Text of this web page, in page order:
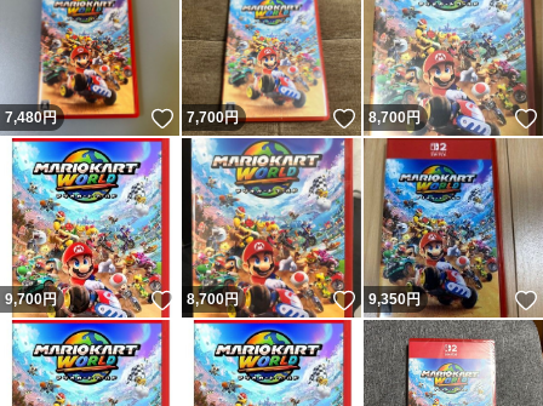
7,480円 いいね！
7,700円 いいね！
8,700円
9,700円 いいね！
8,700円 いいね！
9,350円